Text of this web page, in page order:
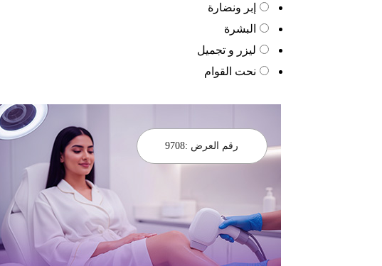
إبر ونضارة
البشرة
ليزر و تجميل
نحت القوام
رقم العرض :9708